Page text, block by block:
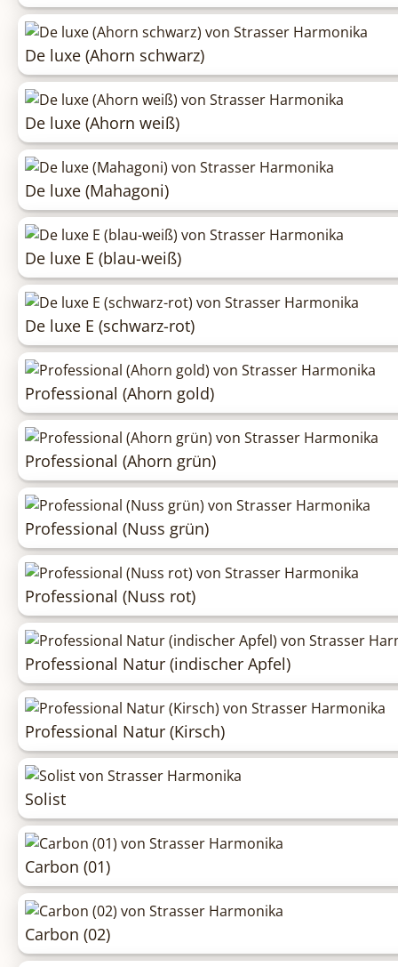
De luxe (Ahorn schwarz)
De luxe (Ahorn weiß)
De luxe (Mahagoni)
De luxe E (blau-weiß)
De luxe E (schwarz-rot)
Professional (Ahorn gold)
Professional (Ahorn grün)
Professional (Nuss grün)
Professional (Nuss rot)
Professional Natur (indischer Apfel)
Professional Natur (Kirsch)
Solist
Carbon (01)
Carbon (02)